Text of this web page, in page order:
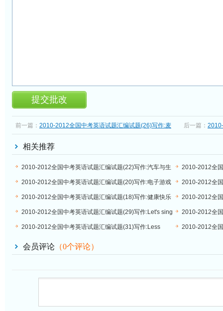
前一篇： 2010-2012全国中考英语试题汇编试题(26)写作:麦
后一篇：
相关推荐
2010-2012全国中考英语试题汇编试题(22)写作:汽车与生
活
2010-2012全
Favourite Fruit
2010-2012全国中考英语试题汇编试题(20)写作:电子游戏
的危害
2010-2012全
own way to
2010-2012全国中考英语试题汇编试题(18)写作:健康快乐
学习措施
2010-2012全
院
2010-2012全国中考英语试题汇编试题(29)写作:Let's sing
red songs
2010-2012全
机的畅想
2010-2012全国中考英语试题汇编试题(31)写作:Less
2010-2012全
会员评论 （0个评论）